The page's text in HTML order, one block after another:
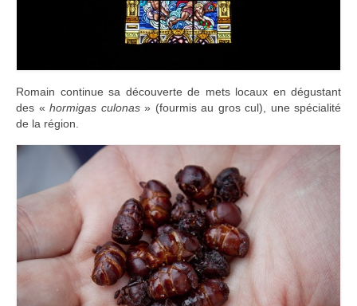
Romain continue sa découverte de mets locaux en dégustant
des « hormigas culonas» (fourmis au gros cul), une spécialité
de la région.